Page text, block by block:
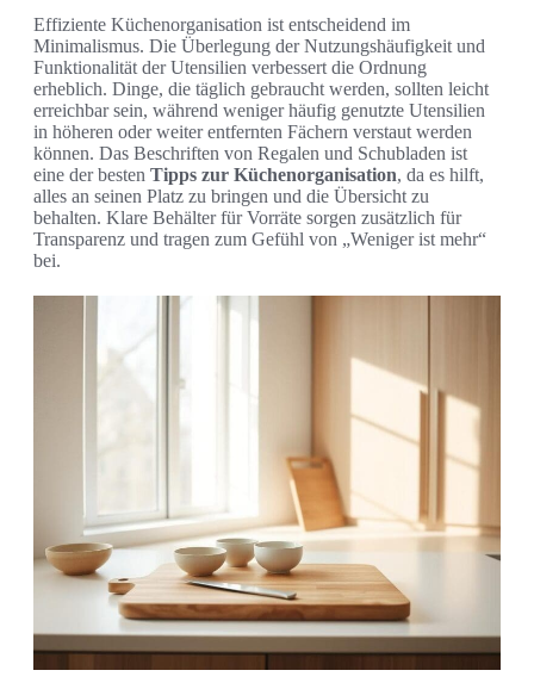
Effiziente Küchenorganisation ist entscheidend im
Minimalismus. Die Überlegung der Nutzungshäufigkeit und
Funktionalität der Utensilien verbessert die Ordnung
erheblich. Dinge, die täglich gebraucht werden, sollten leicht
erreichbar sein, während weniger häufig genutzte Utensilien
in höheren oder weiter entfernten Fächern verstaut werden
können. Das Beschriften von Regalen und Schubladen ist
eine der besten Tipps zur Küchenorganisation, da es hilft,
alles an seinen Platz zu bringen und die Übersicht zu
behalten. Klare Behälter für Vorräte sorgen zusätzlich für
Transparenz und tragen zum Gefühl von „Weniger ist mehr“
bei.